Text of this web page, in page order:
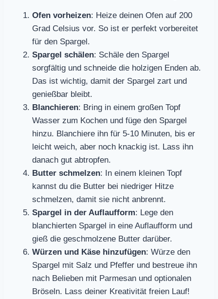
Ofen vorheizen: Heize deinen Ofen auf 200
Grad Celsius vor. So ist er perfekt vorbereitet
für den Spargel.
Spargel schälen: Schäle den Spargel
sorgfältig und schneide die holzigen Enden ab.
Das ist wichtig, damit der Spargel zart und
genießbar bleibt.
Blanchieren: Bring in einem großen Topf
Wasser zum Kochen und füge den Spargel
hinzu. Blanchiere ihn für 5-10 Minuten, bis er
leicht weich, aber noch knackig ist. Lass ihn
danach gut abtropfen.
Butter schmelzen: In einem kleinen Topf
kannst du die Butter bei niedriger Hitze
schmelzen, damit sie nicht anbrennt.
Spargel in der Auflaufform: Lege den
blanchierten Spargel in eine Auflaufform und
gieß die geschmolzene Butter darüber.
Würzen und Käse hinzufügen: Würze den
Spargel mit Salz und Pfeffer und bestreue ihn
nach Belieben mit Parmesan und optionalen
Bröseln. Lass deiner Kreativität freien Lauf!